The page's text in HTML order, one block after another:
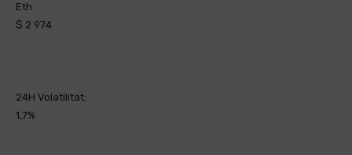
Eth
$ 2 974
24H Volatilität:
1,7%